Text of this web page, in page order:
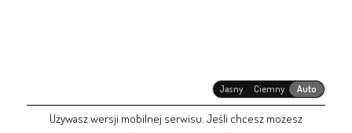
Jasny Ciemny Auto
Używasz wersji mobilnej serwisu. Jeśli chcesz możesz